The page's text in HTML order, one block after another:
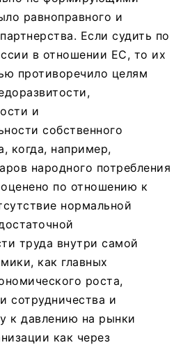
равноправного и
Если судить по
в отношении ЕС, то их
противоречило целям
и
собственного
когда, например,
народного потребления
по отношению к
нормальной
труда внутри самой
как главных
роста,
сотрудничества и
к давлению на рынки
как через